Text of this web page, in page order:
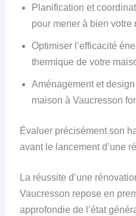
Planification et
pour mener à bien votre
Optimiser l’efficacité
thermique de votre
Aménagement et
maison à Vaucresson
Évaluer précisément son
avant le lancement d’une
La réussite d’une
Vaucresson repose en
approfondie de l’état